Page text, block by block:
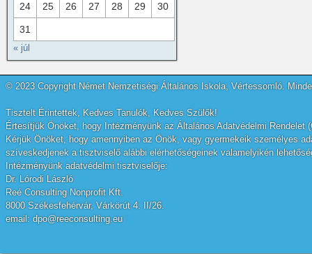
24 25 26 27 28 29 30
31
« júl
© 2023 Copyright Német Nemzetiségi Általános Iskola, Vértessomló.
Tisztelt Érintettek, Kedves Tanulók, Kedves Szülők!
Értesítjük Önöket, hogy Intézményünk az Általános Adatvédelmi
Kérjük Önöket, hogy amennyiben az Önök, vagy gyermekeik személyes
szíveskedjenek a tisztviselő alábbi elérhetőségeinek valamelyikén
Intézményünk adatvédelmi tisztviselője:
Dr. Lórodi László
Reé Consulting Nonprofit Kft.
8000 Székesfehérvár, Várkörút 4. II/26.
email: dpo@reeconsulting.eu